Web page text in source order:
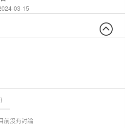
03-15
前沒有討論